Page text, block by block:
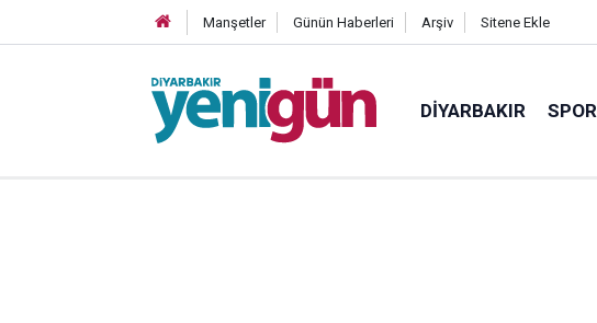
Manşetler Günün Haberleri Arşiv Sitene Ekle
DIYARBAKIR SPOR